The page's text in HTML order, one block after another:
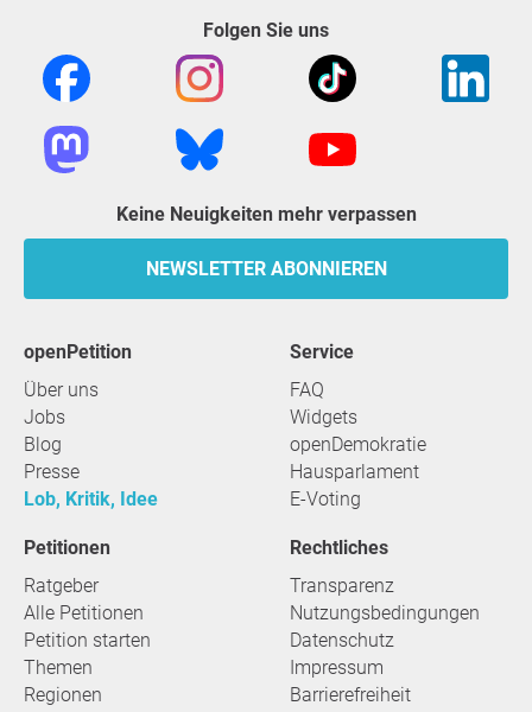
Folgen Sie uns
Keine Neuigkeiten mehr verpassen
NEWSLETTER ABONNIEREN
openPetition
Über uns
Jobs
Blog
Presse
Lob, Kritik, Idee
Service
FAQ
Widgets
openDemokratie
Hausparlament
E-Voting
Petitionen
Ratgeber
Alle Petitionen
Petition starten
Themen
Regionen
Rechtliches
Transparenz
Nutzungsbedingungen
Datenschutz
Impressum
Barrierefreiheit